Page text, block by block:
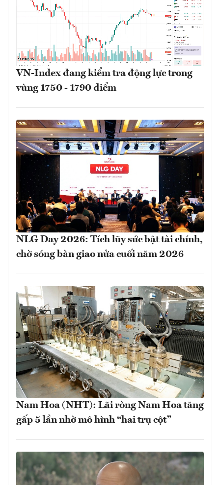
VN-Index đang kiểm tra động lực trong
vùng 1750 - 1790 điểm
NLG Day 2026: Tích lũy sức bật tài chính,
chờ sóng bàn giao nửa cuối năm 2026
Nam Hoa (NHT): Lãi ròng Nam Hoa tăng
gấp 5 lần nhờ mô hình “hai trụ cột”